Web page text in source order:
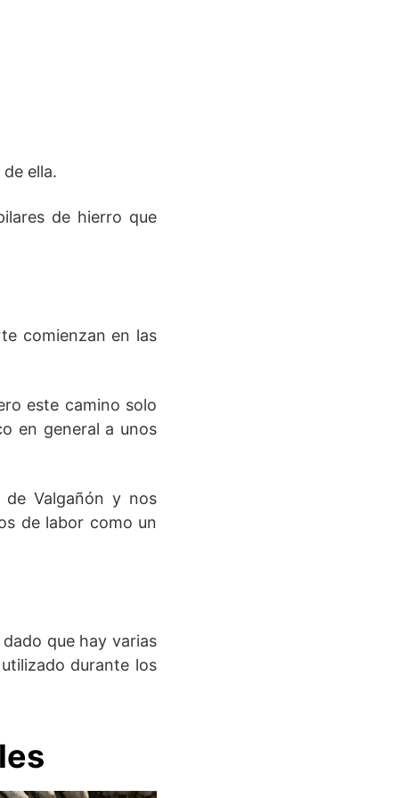
ella.
de hierro que
comienzan en las
este camino solo
en general a unos
Valgañón y nos
de labor como un
que hay varias
durante los